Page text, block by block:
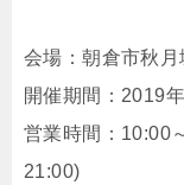
会場：朝倉市秋月
開催期間：2019
営業時間：10:00
21:00)